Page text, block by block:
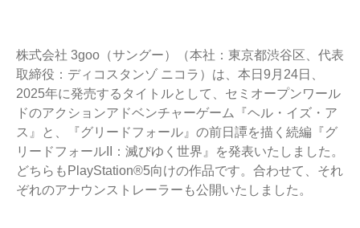
株式会社 3goo（サングー）（本社：東京都渋谷区、代表
取締役：ディコスタンゾ ニコラ）は、本日9月24日、
2025年に発売するタイトルとして、セミオープンワール
ドのアクションアドベンチャーゲーム『ヘル・イズ・ア
ス』と、『グリードフォール』の前日譚を描く続編『グ
リードフォールII：滅びゆく世界』を発表いたしました。
どちらもPlayStation®5向けの作品です。合わせて、それ
ぞれのアナウンストレーラーも公開いたしました。